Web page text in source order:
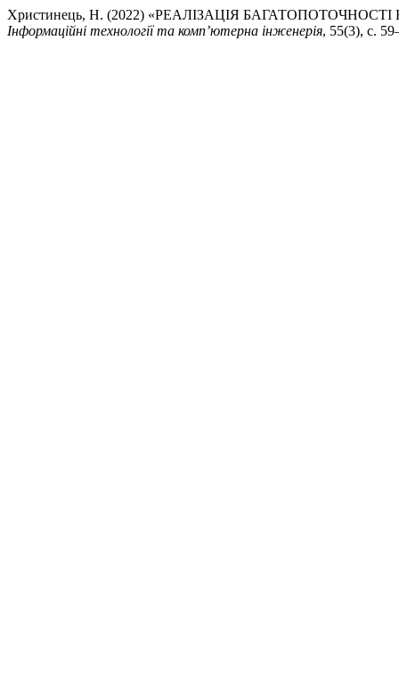
Христинець, Н. (2022) «РЕАЛІЗАЦІЯ
Інформаційні технології та комп’ютерна інженерія, 55(3), с.